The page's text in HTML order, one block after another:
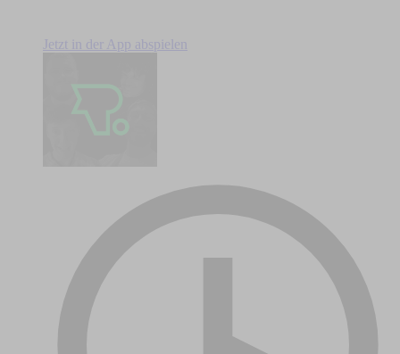
Jetzt in der App abspielen